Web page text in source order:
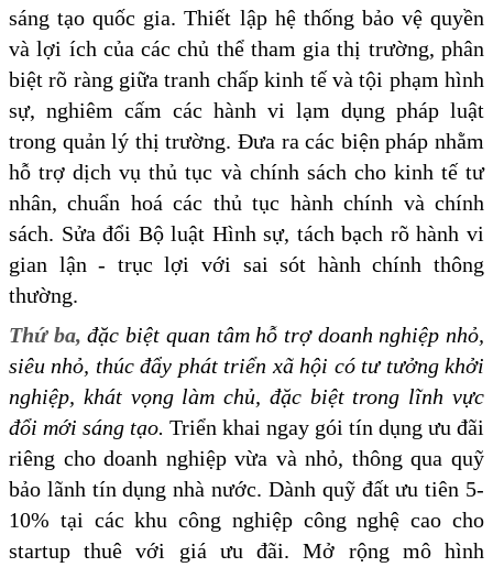
sáng tạo quốc gia. Thiết lập hệ thống bảo vệ quyền
và lợi ích của các chủ thể tham gia thị trường, phân
biệt rõ ràng giữa tranh chấp kinh tế và tội phạm hình
sự, nghiêm cấm các hành vi lạm dụng pháp luật
trong quản lý thị trường. Đưa ra các biện pháp nhằm
hỗ trợ dịch vụ thủ tục và chính sách cho kinh tế tư
nhân, chuẩn hoá các thủ tục hành chính và chính
sách. Sửa đổi Bộ luật Hình sự, tách bạch rõ hành vi
gian lận - trục lợi với sai sót hành chính thông
thường.
Thứ ba, đặc biệt quan tâm hỗ trợ doanh nghiệp nhỏ,
siêu nhỏ, thúc đẩy phát triển xã hội có tư tưởng khởi
nghiệp, khát vọng làm chủ, đặc biệt trong lĩnh vực
đổi mới sáng tạo. Triển khai ngay gói tín dụng ưu đãi
riêng cho doanh nghiệp vừa và nhỏ, thông qua quỹ
bảo lãnh tín dụng nhà nước. Dành quỹ đất ưu tiên 5-
10% tại các khu công nghiệp công nghệ cao cho
startup thuê với giá ưu đãi. Mở rộng mô hình